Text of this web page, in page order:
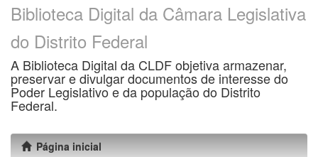
Biblioteca Digital da Câmara Legislativa
do Distrito Federal
A Biblioteca Digital da CLDF objetiva armazenar,
preservar e divulgar documentos de interesse do
Poder Legislativo e da população do Distrito
Federal.
Página inicial